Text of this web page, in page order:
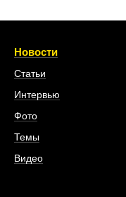
Новости
Статьи
Интервью
Фото
Темы
Видео